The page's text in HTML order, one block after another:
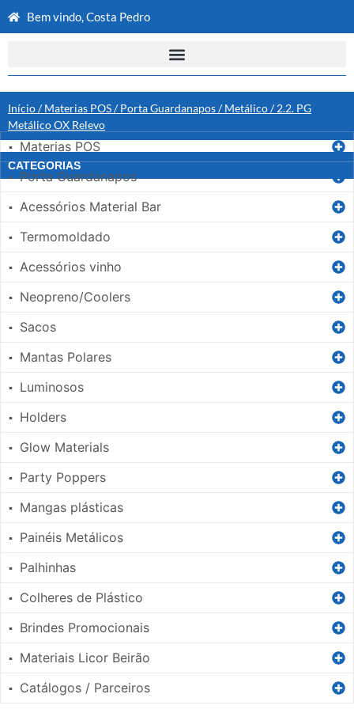
Bem vindo, Costa Pedro
Início/Materias POS/Porta Guardanapos/Metálico/ 2.2. PG
Metálico OX Relevo
CATEGORIAS
▪ Materias POS
▪ Porta Guardanapos
▪ Acessórios Material Bar
▪ Termomoldado
▪ Acessórios vinho
▪ Neopreno/Coolers
▪ Sacos
▪ Mantas Polares
▪ Luminosos
▪ Holders
▪ Glow Materials
▪ Party Poppers
▪ Mangas plásticas
▪ Painéis Metálicos
▪ Palhinhas
▪ Colheres de Plástico
▪ Brindes Promocionais
▪ Materiais Licor Beirão
▪ Catálogos / Parceiros